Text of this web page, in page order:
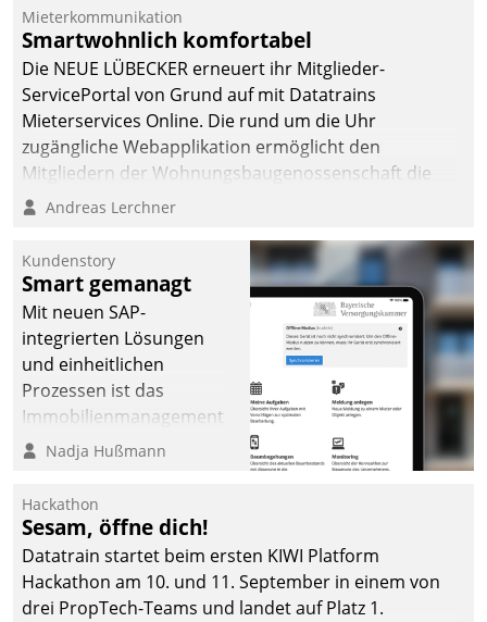
Datatrain ermöglicht
automatisiert ausgelöste,
zielgerichtete
Mieterbefragungen – eine
starke Grundlage für
intelligente,
Entscheidungen.
Mieterkommunikation
Smartwohnlich komfortabel
Die NEUE LÜBECKER erneuert ihr Mitglieder-
ServicePortal von Grund auf mit Datatrains
Mieterservices Online. Die rund um die Uhr
zugängliche Webapplikation ermöglicht den
Mitgliedern der Wohnungs­bau­genossenschaft die
Kontaktaufnahme per Smartphone, Tablet oder PC.
Andreas Lerchner
Kundenstory
Smart gemanagt
Mit neuen SAP-
integrierten Lösungen
und einheitlichen
Prozessen ist das
Immobilienmanagement
der Bayerischen
Ressort Kapitalanlage für
künftige Aufgaben und
Herausforderungen
gerüstet.
Nadja Hußmann
Hackathon
Sesam, öffne dich!
Datatrain startet beim ersten KIWI Platform
Hackathon am 10. und 11. September in einem von
drei PropTech-Teams und landet auf Platz 1.